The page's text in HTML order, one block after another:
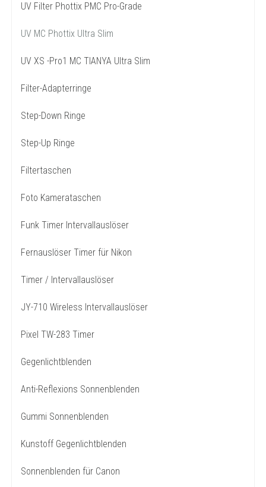
UV Filter Phottix PMC Pro-Grade
UV MC Phottix Ultra Slim
UV XS -Pro1 MC TIANYA Ultra Slim
Filter-Adapterringe
Step-Down Ringe
Step-Up Ringe
Filtertaschen
Foto Kamerataschen
Funk Timer Intervallauslöser
Fernauslöser Timer für Nikon
Timer / Intervallauslöser
JY-710 Wireless Intervallauslöser
Pixel TW-283 Timer
Gegenlichtblenden
Anti-Reflexions Sonnenblenden
Gummi Sonnenblenden
Kunstoff Gegenlichtblenden
Sonnenblenden für Canon